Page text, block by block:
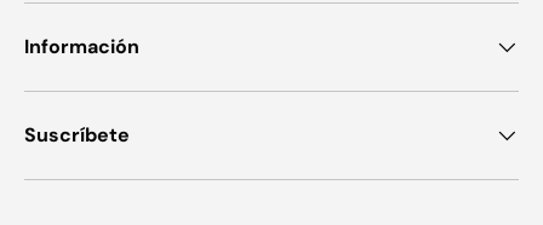
Información
Suscríbete